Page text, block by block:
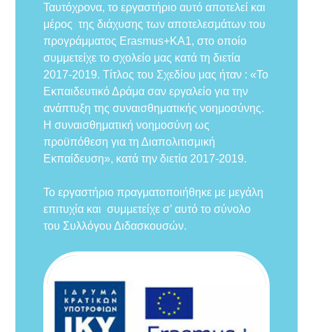
Ταυτόχρονα, το εργαστήριο αυτό αποτελεί και
μέρος της διάχυσης των αποτελεσμάτων του
προγράμματος Erasmus+KA1, στο οποίο
συμμετείχε το σχολείο μας κατά τη διετία
2017-2019. Τίτλος του Σχεδίου μας ήταν : «Το
Εκπαιδευτικό Δράμα σαν εργαλείο για την
ανάπτυξη της συναισθηματικής νοημοσύνης.
Η συναισθηματική νοημοσύνη ως
προϋπόθεση για τη Διαπολιτισμική
Εκπαίδευση», κατά την διετία 2017-2019.
Το εργαστήριο πραγματοποιήθηκε με μεγάλη
επιτυχία και συμμετείχε σ’ αυτό το σύνολο
του Συλλόγου Διδασκουσών.